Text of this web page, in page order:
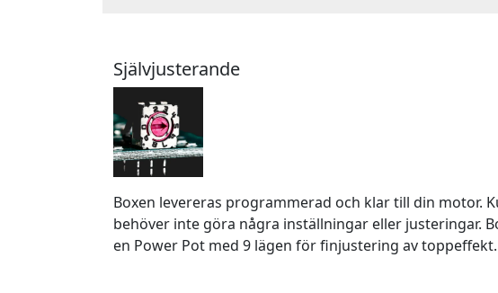
Självjusterande
Boxen levereras programmerad och klar till din motor.
behöver inte göra några inställningar eller justeringar.
en Power Pot med 9 lägen för finjustering av toppeffekt.